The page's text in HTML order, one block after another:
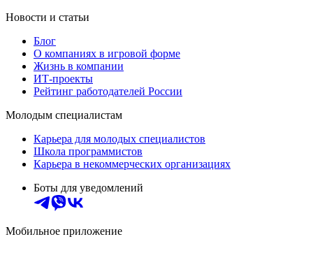
Новости и статьи
Блог
О компаниях в игровой форме
Жизнь в компании
ИТ-проекты
Рейтинг работодателей России
Молодым специалистам
Карьера для молодых специалистов
Школа программистов
Карьера в некоммерческих организациях
Боты для уведомлений
Мобильное приложение